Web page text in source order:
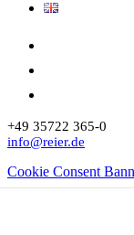
+49 35722 365-0
info@reier.de
Cookie Consent